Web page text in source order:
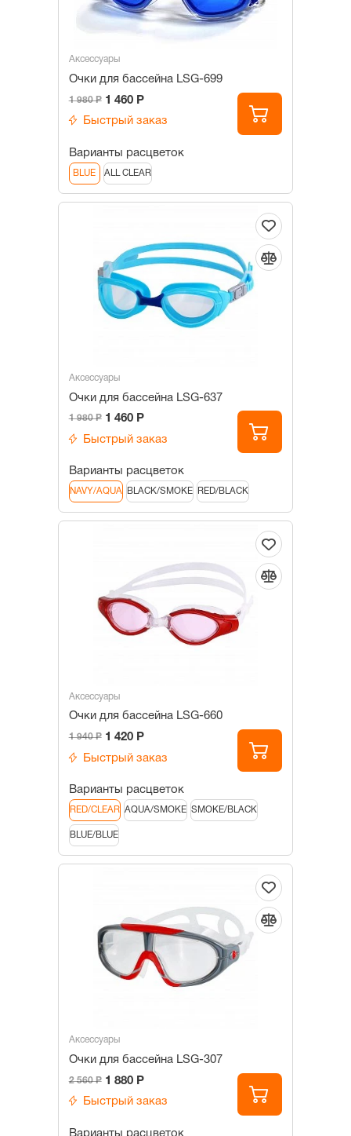
Аксессуары
Очки для бассейна LSG-699
1 980 Р 1 460 Р
Быстрый заказ
Варианты расцветок
BLUE ALL CLEAR
Аксессуары
Очки для бассейна LSG-637
1 980 Р 1 460 Р
Быстрый заказ
Варианты расцветок
NAVY/AQUA BLACK/SMOKE RED/BLACK
Аксессуары
Очки для бассейна LSG-660
1 940 Р 1 420 Р
Быстрый заказ
Варианты расцветок
RED/CLEAR AQUA/SMOKE SMOKE/BLACK
BLUE/BLUE
Аксессуары
Очки для бассейна LSG-307
2 560 Р 1 880 Р
Быстрый заказ
Варианты расцветок